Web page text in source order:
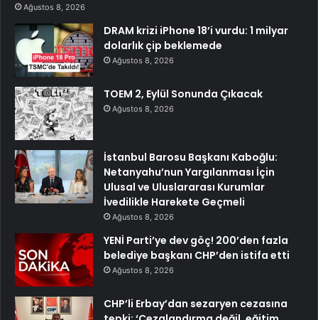
Ağustos 8, 2026
DRAM krizi iPhone 18’i vurdu: 1 milyar
dolarlık çip beklemede
Ağustos 8, 2026
TOEM 2, Eylül Sonunda Çıkacak
Ağustos 8, 2026
İstanbul Barosu Başkanı Kaboğlu:
Netanyahu’nun Yargılanması İçin
Ulusal ve Uluslararası Kurumlar
İvedilikle Harekete Geçmeli
Ağustos 8, 2026
YENİ Parti’ye dev göç! 200’den fazla
belediye başkanı CHP’den istifa etti
Ağustos 8, 2026
CHP’li Erbay’dan sezaryen cezasına